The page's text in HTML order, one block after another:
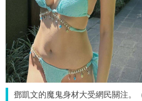
鄧凱文的魔鬼身材大受網民關注。